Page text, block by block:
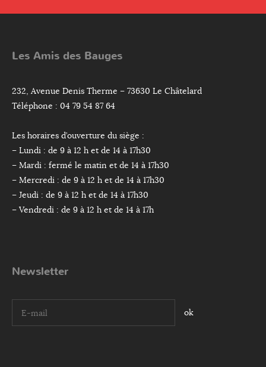
Les Amis des Bauges
232, Avenue Denis Therme – 73630 Le Châtelard
Téléphone : 04 79 54 87 64
Les horaires d’ouverture du siège :
– Lundi : de 9 à 12 h et de 14 à 17h30
– Mardi : fermé le matin et de 14 à 17h30
– Mercredi : de 9 à 12 h et de 14 à 17h30
– Jeudi : de 9 à 12 h et de 14 à 17h30
– Vendredi : de 9 à 12 h et de 14 à 17h
Newsletter
I agree terms and conditions.*